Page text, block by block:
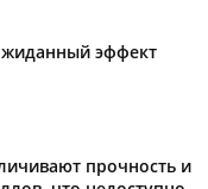
эффект
прочность и